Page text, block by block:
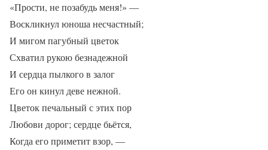
«Прости, не позабудь меня!» —
Воскликнул юноша несчастный;
И мигом пагубный цветок
Схватил рукою безнадежной
И сердца пылкого в залог
Его он кинул деве нежной.
Цветок печальный с этих пор
Любови дорог; сердце бьётся,
Когда его приметит взор, —